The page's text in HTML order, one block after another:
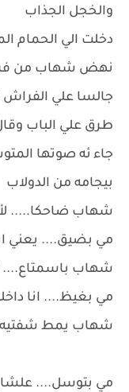
والخجل الجذاب
دخلت الي الحمام
نهض شهاب من
جالسا علي
طرق علي الباب
جاء ئه صوتها
بيجامه من الدولاب
شهاب ضاحكا.....
مي بضيق.... يعني
شهاب باسمتاع....
مي بغيظ.... انا
شهاب يمط
مي بتوسل....